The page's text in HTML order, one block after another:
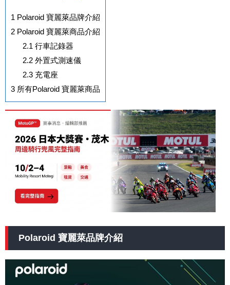
1 Polaroid 寶麗萊品牌介紹
2 Polaroid 寶麗萊商品介紹
2.1 行車記錄器
2.2外置式測速儀
2.3充電座
3 所有Polaroid 寶麗萊商品
Polaroid 寶麗萊品牌介紹